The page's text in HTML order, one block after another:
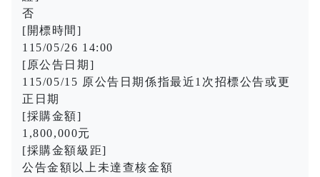
否
[開標時間]
115/05/26 14:00
[原公告日期]
115/05/15 原公告日期係指最近1次招標公告或更
正日期
[採購金額]
1,800,000元
[採購金額級距]
公告金額以上未達查核金額